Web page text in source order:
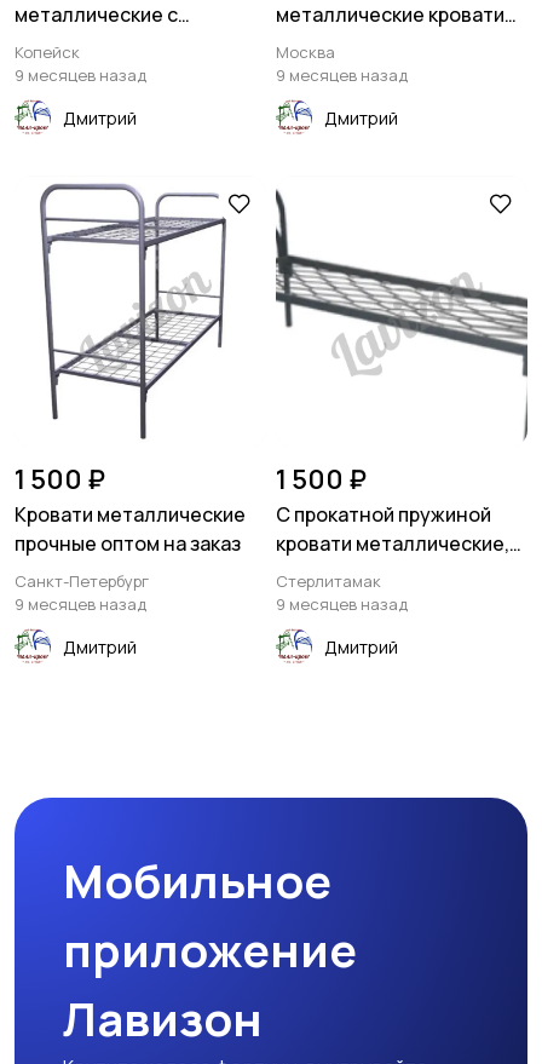
металлические с
лестницами
Копейск
9 месяцев назад
Дмитрий
металлические кровати
односпальные со сварной
сеткой
Москва
9 месяцев назад
Дмитрий
1 500 ₽
Кровати металлические
прочные оптом на заказ
Санкт-Петербург
9 месяцев назад
Дмитрий
1 500 ₽
С прокатной пружиной
кровати металлические,
опт, доставка
Стерлитамак
9 месяцев назад
Дмитрий
Мобильное
приложение
Лавизон